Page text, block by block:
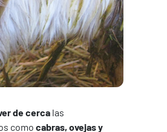
de cerca las
como cabras, ovejas y